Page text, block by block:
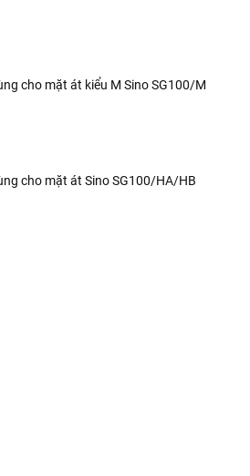
cho mặt át kiểu M Sino SG100/M
cho mặt át Sino SG100/HA/HB